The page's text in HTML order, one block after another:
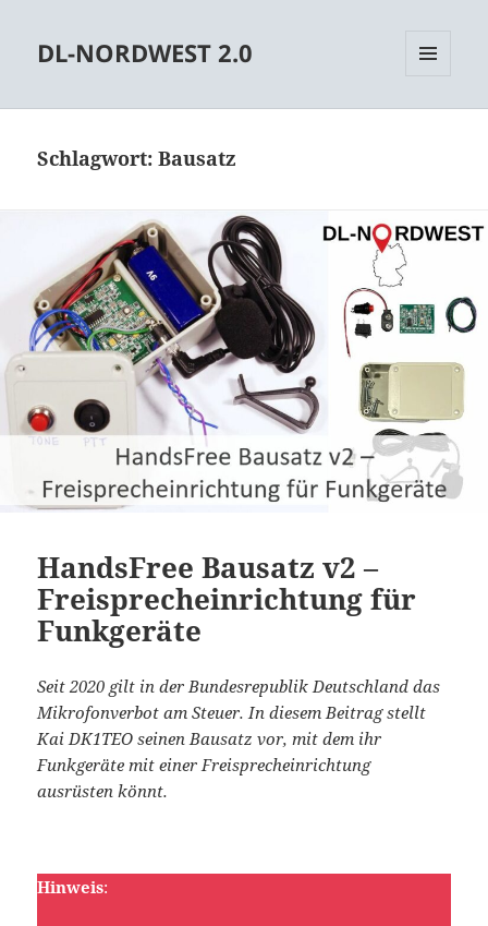
DL-NORDWEST 2.0
Schlagwort:Bausatz
HandsFree Bausatz v2 –
Freisprecheinrichtung für
Funkgeräte
Seit 2020 gilt in der Bundesrepublik Deutschland das
Mikrofonverbot am Steuer. In diesem Beitrag stellt
Kai DK1TEO seinen Bausatz vor, mit dem ihr
Funkgeräte mit einer Freisprecheinrichtung
ausrüsten könnt.
Hinweis: